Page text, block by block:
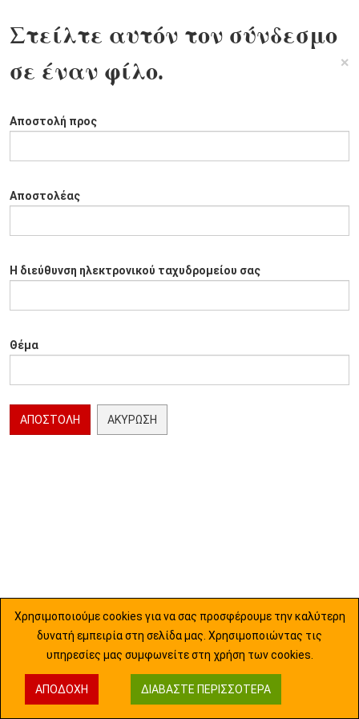
Στείλτε αυτόν τον σύνδεσμο
σε έναν φίλο.
×
Αποστολή προς
Αποστολέας
Η διεύθυνση ηλεκτρονικού ταχυδρομείου σας
Θέμα
ΑΠΟΣΤΟΛΉ ΑΚΎΡΩΣΗ
Χρησιμοποιούμε cookies για να σας προσφέρουμε την καλύτερη
δυνατή εμπειρία στη σελίδα μας. Χρησιμοποιώντας τις
υπηρεσίες μας συμφωνείτε στη χρήση των cookies.
ΑΠΟΔΟΧΉ ΔΙΑΒΆΣΤΕ ΠΕΡΙΣΣΌΤΕΡΑ